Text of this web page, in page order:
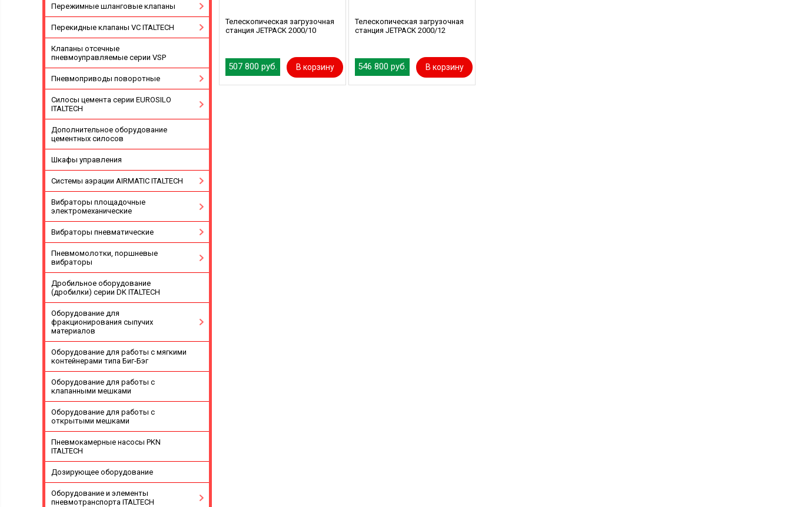
Пережимные шланговые клапаны
Перекидные клапаны VC ITALTECH
Клапаны отсечные
пневмоуправляемые серии VSP
Пневмоприводы поворотные
Силосы цемента серии EUROSILO
ITALTECH
Дополнительное оборудование
цементных силосов
Шкафы управления
Системы аэрации AIRMATIC ITALTECH
Вибраторы площадочные
электромеханические
Вибраторы пневматические
Пневмомолотки, поршневые
вибраторы
Дробильное оборудование
(дробилки) серии DK ITALTECH
Оборудование для
фракционирования сыпучих
материалов
Оборудование для работы с мягкими
контейнерами типа Биг-Бэг
Оборудование для работы с
клапанными мешками
Оборудование для работы с
открытыми мешками
Пневмокамерные насосы PKN
ITALTECH
Дозирующее оборудование
Оборудование и элементы
пневмотранспорта ITALTECH
Телескопическая загрузочная
станция JETPACK 2000/10
507 800 руб. В корзину
Телескопическая загрузочная
станция JETPACK 2000/12
546 800 руб. В корзину